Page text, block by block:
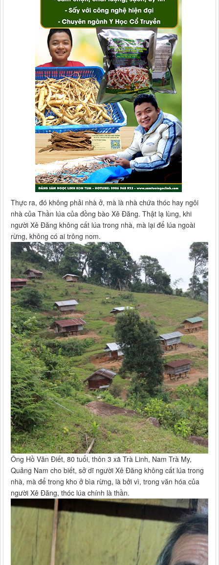
Thực ra, đó không phải nhà ở, mà là nhà chứa thóc hay ngôi
nhà của Thần lúa của đồng bào Xê Đăng. Thật lạ lùng, khi
người Xê Đăng không cất lúa trong nhà, mà lại để lúa ngoài
rừng, không có ai trông nom.
Ông Hồ Văn Điết, 80 tuổi, thôn 3 xã Trà Linh, Nam Trà My,
Quảng Nam cho biết, sở dĩ người Xê Đăng không cất lúa trong
nhà, mà để trong kho ở bìa rừng, là bởi vì, trong văn hóa của
người Xê Đăng, thóc lúa chính là thần.